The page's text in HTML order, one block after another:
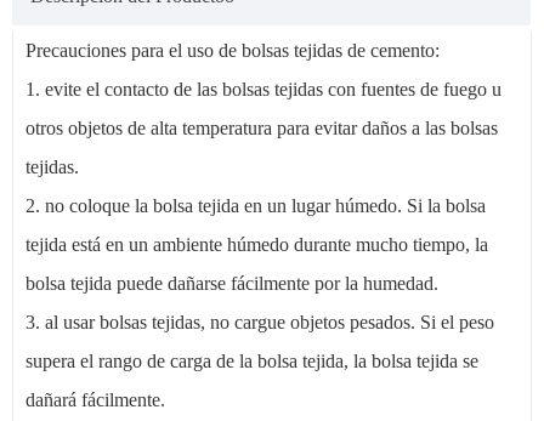
Precauciones para el uso de bolsas tejidas de cemento:
1. evite el contacto de las bolsas tejidas con fuentes de fuego u
otros objetos de alta temperatura para evitar daños a las bolsas
tejidas.
2. no coloque la bolsa tejida en un lugar húmedo. Si la bolsa
tejida está en un ambiente húmedo durante mucho tiempo, la
bolsa tejida puede dañarse fácilmente por la humedad.
3. al usar bolsas tejidas, no cargue objetos pesados. Si el peso
supera el rango de carga de la bolsa tejida, la bolsa tejida se
dañará fácilmente.